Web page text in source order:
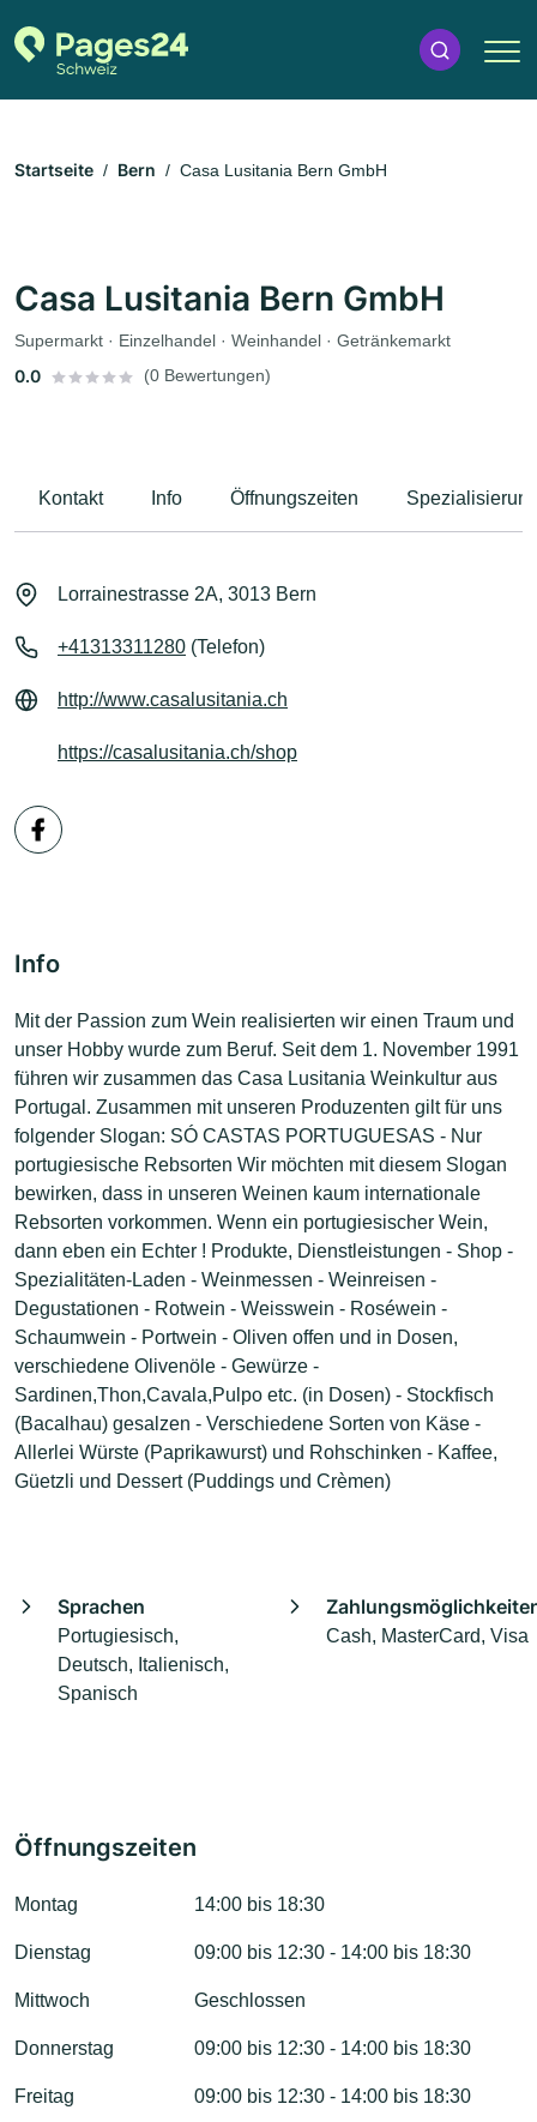
Startseite Bern Casa Lusitania Bern GmbH
Casa Lusitania Bern GmbH
Supermarkt · Einzelhandel · Weinhandel · Getränkemarkt
0.0 (0 Bewertungen)
Kontakt Info Öffnungszeiten
Lorrainestrasse 2A, 3013 Bern
+41313311280 (Telefon)
http://www.casalusitania.ch
https://casalusitania.ch/shop
Info
Mit der Passion zum Wein realisierten wir einen Traum und
unser Hobby wurde zum Beruf. Seit dem 1. November 1991
führen wir zusammen das Casa Lusitania Weinkultur aus
Portugal. Zusammen mit unseren Produzenten gilt für uns
folgender Slogan: SÓ CASTAS PORTUGUESAS - Nur
portugiesische Rebsorten Wir möchten mit diesem Slogan
bewirken, dass in unseren Weinen kaum internationale
Rebsorten vorkommen. Wenn ein portugiesischer Wein,
dann eben ein Echter ! Produkte, Dienstleistungen - Shop -
Spezialitäten-Laden - Weinmessen - Weinreisen -
Degustationen - Rotwein - Weisswein - Roséwein -
Schaumwein - Portwein - Oliven offen und in Dosen,
verschiedene Olivenöle - Gewürze -
Sardinen,Thon,Cavala,Pulpo etc. (in Dosen) - Stockfisch
(Bacalhau) gesalzen - Verschiedene Sorten von Käse -
Allerlei Würste (Paprikawurst) und Rohschinken - Kaffee,
Güetzli und Dessert (Puddings und Crèmen)
Sprachen
Portugiesisch,
Deutsch, Italienisch,
Spanisch
Cash, MasterCard, Visa
Öffnungszeiten
Montag 14:00 bis 18:30
Dienstag 09:00 bis 12:30 - 14:00 bis 18:30
Mittwoch Geschlossen
Donnerstag 09:00 bis 12:30 - 14:00 bis 18:30
Freitag 09:00 bis 12:30 - 14:00 bis 18:30